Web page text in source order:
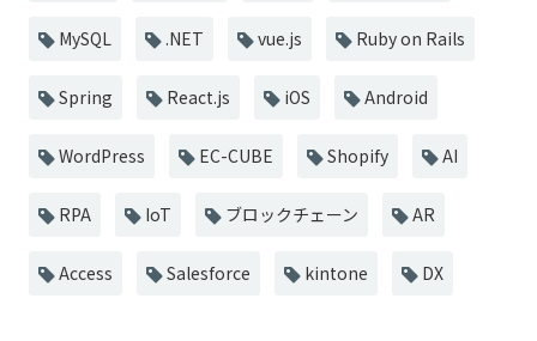
MySQL .NET vue.js Ruby on Rails
Spring React.js iOS Android
WordPress EC-CUBE Shopify AI
RPA IoT ブロックチェーン AR
Access Salesforce kintone DX